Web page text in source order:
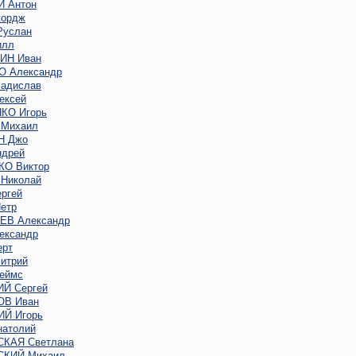
Антон
Иван
Игорь
Джо
Виктор
Александр
Сергей
Иван
Игорь
Светлана